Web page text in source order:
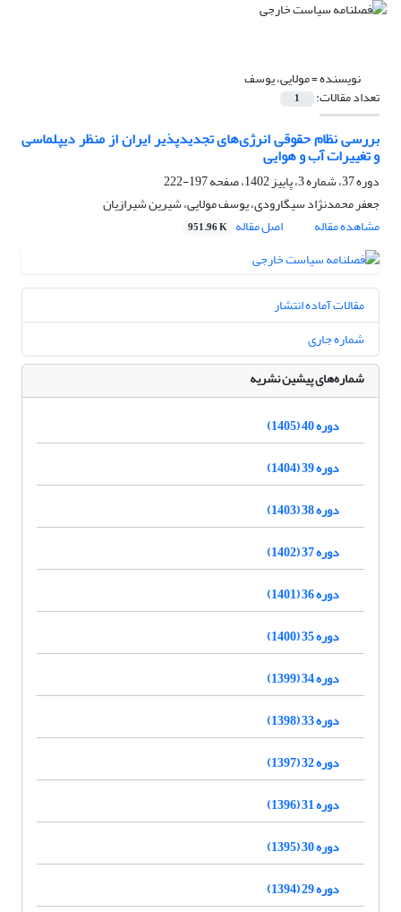
نویسنده =مولایی، یوسف
تعداد مقالات: 1
بررسی نظام حقوقی انرژی‌های تجدیدپذیر ایران از منظر دیپلماسی
و تغییرات آب و هوایی
دوره 37، شماره 3، پاییز 1402، صفحه
197-222
جعفر محمدنژاد سیگارودی، یوسف مولایی، شیرین شیرازیان
مشاهده مقاله
اصل مقاله 951.96 K
مقالات آماده انتشار
شماره جاری
شماره‌های پیشین نشریه
دوره 40 (1405)
دوره 39 (1404)
دوره 38 (1403)
دوره 37 (1402)
دوره 36 (1401)
دوره 35 (1400)
دوره 34 (1399)
دوره 33 (1398)
دوره 32 (1397)
دوره 31 (1396)
دوره 30 (1395)
دوره 29 (1394)